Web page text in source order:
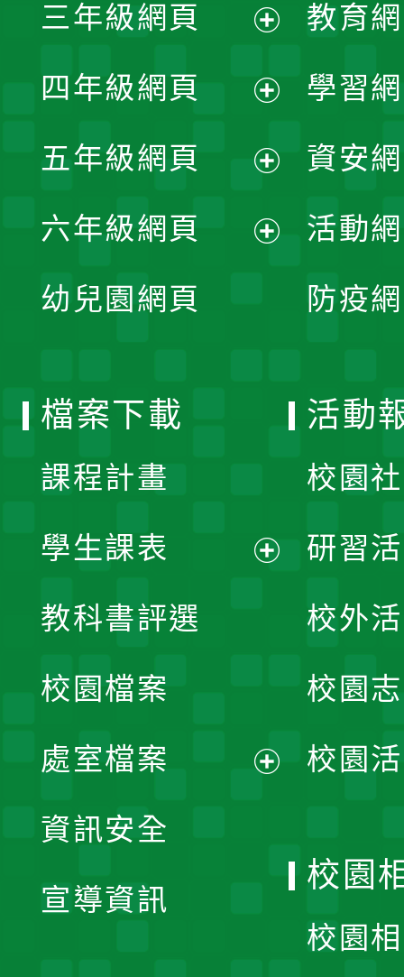
選
單
開
選
單
三年級網頁
開
選
單
四年級網頁
開
選
五年級網頁
開
六年級網頁
幼兒園網頁
教育
學習
資安
活動
防疫
檔案下載
課程計畫
學生課表
單
教科書評選
校園檔案
處室檔案
資訊安全
宣導資訊
活動
校園
研習
校外
校園
校園
校園
校園